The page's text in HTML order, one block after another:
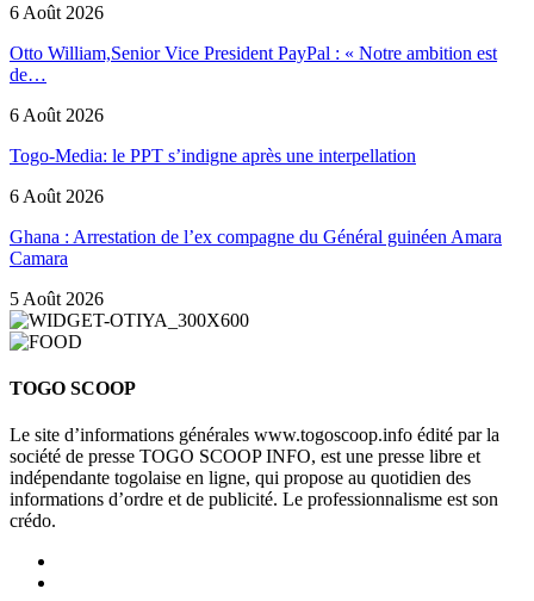
6 Août 2026
Otto William,Senior Vice President PayPal : « Notre ambition est
de…
6 Août 2026
Togo-Media: le PPT s’indigne après une interpellation
6 Août 2026
Ghana : Arrestation de l’ex compagne du Général guinéen Amara
Camara
5 Août 2026
TOGO SCOOP
Le site d’informations générales www.togoscoop.info édité par la
société de presse TOGO SCOOP INFO, est une presse libre et
indépendante togolaise en ligne, qui propose au quotidien des
informations d’ordre et de publicité. Le professionnalisme est son
crédo.